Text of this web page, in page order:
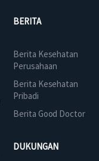
BERITA
Berita Kesehatan
Perusahaan
Berita Kesehatan
Pribadi
Berita Good Doctor
DUKUNGAN